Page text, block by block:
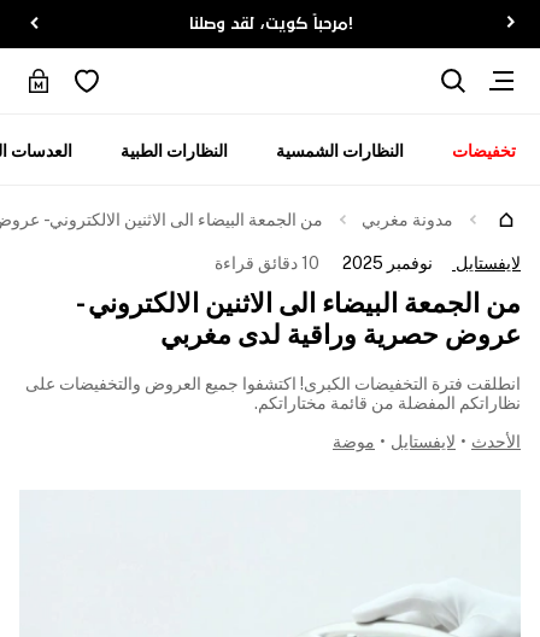
!مرحباً كويت، لقد وصلنا
تخفيضات النظارات الشمسية النظارات الطبية العدسات
مدونة مغربي من الجمعة البيضاء الى الاثنين الالكتروني -
لايفستايل نوفمبر 2025 10 دقائق قراءة
من الجمعة البيضاء الى الاثنين الالكتروني -
عروض حصرية وراقية لدى مغربي
انطلقت فترة التخفيضات الكبرى! اكتشفوا جميع العروض والتخفيضات على
نظاراتكم المفضلة من قائمة مختاراتكم.
الأحدث • لايفستايل • موضة